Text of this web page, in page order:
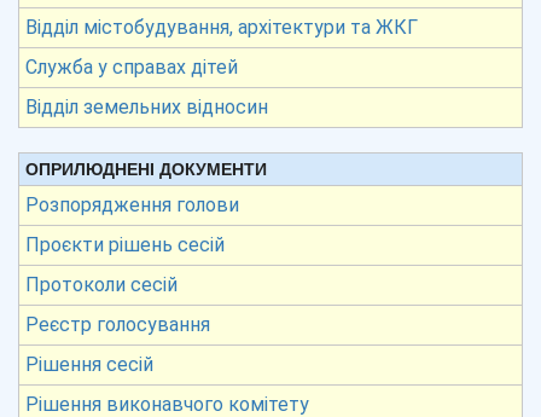
Відділ містобудування, архітектури та ЖКГ
Служба у справах дітей
Відділ земельних відносин
ОПРИЛЮДНЕНІ ДОКУМЕНТИ
Розпорядження голови
Проєкти рішень сесій
Протоколи сесій
Реєстр голосування
Рішення сесій
Рішення виконавчого комітету